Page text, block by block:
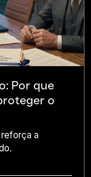
Por que
o
a